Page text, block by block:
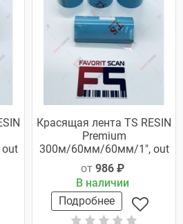
Красящая лента TS RESIN
Premium
300м/60мм/60мм/1", out
от 986 ₽
В наличии
Подробнее